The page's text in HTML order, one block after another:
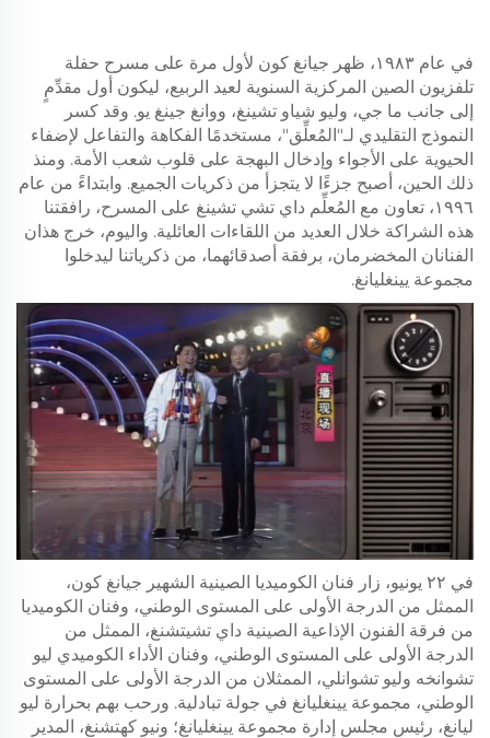
في عام ١٩٨٣، ظهر جيانغ كون لأول مرة على مسرح حفلة
تلفزيون الصين المركزية السنوية لعيد الربيع، ليكون أول مقدِّمٍ
إلى جانب ما جي، وليو شياو تشينغ، ووانغ جينغ يو. وقد كسر
النموذج التقليدي لـ"المُعلِّق"، مستخدمًا الفكاهة والتفاعل لإضفاء
الحيوية على الأجواء وإدخال البهجة على قلوب شعب الأمة. ومنذ
ذلك الحين، أصبح جزءًا لا يتجزأ من ذكريات الجميع. وابتداءً من عام
١٩٩٦، تعاون مع المُعلِّم داي تشي تشينغ على المسرح، رافقتنا
هذه الشراكة خلال العديد من اللقاءات العائلية. واليوم، خرج هذان
الفنانان المخضرمان، برفقة أصدقائهما، من ذكرياتنا ليدخلوا
مجموعة يينغليانغ.
في ٢٢ يونيو، زار فنان الكوميديا الصينية الشهير جيانغ كون،
الممثل من الدرجة الأولى على المستوى الوطني، وفنان الكوميديا
من فرقة الفنون الإذاعية الصينية داي تشيتشنغ، الممثل من
الدرجة الأولى على المستوى الوطني، وفنان الأداء الكوميدي ليو
تشوانخه وليو تشوانلي، الممثلان من الدرجة الأولى على المستوى
الوطني، مجموعة يينغليانغ في جولة تبادلية. ورحب بهم بحرارة ليو
ليانغ، رئيس مجلس إدارة مجموعة يينغليانغ؛ ونيو كهتشنغ، المدير